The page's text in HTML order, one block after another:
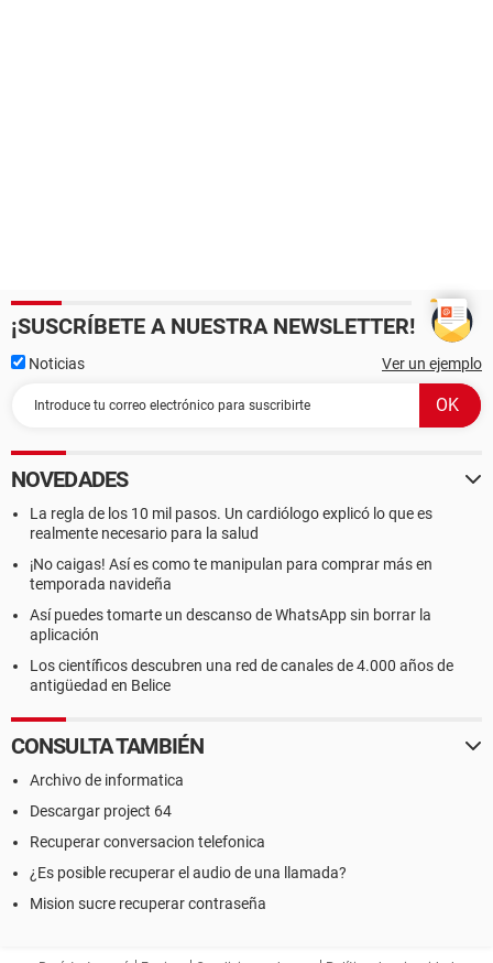
¡SUSCRÍBETE A NUESTRA NEWSLETTER!
Noticias Ver un ejemplo
NOVEDADES
La regla de los 10 mil pasos. Un cardiólogo explicó lo que es
realmente necesario para la salud
¡No caigas! Así es como te manipulan para comprar más en
temporada navideña
Así puedes tomarte un descanso de WhatsApp sin borrar la
aplicación
Los científicos descubren una red de canales de 4.000 años de
antigüedad en Belice
CONSULTA TAMBIÉN
Archivo de informatica
Descargar project 64
Recuperar conversacion telefonica
¿Es posible recuperar el audio de una llamada?
Mision sucre recuperar contraseña